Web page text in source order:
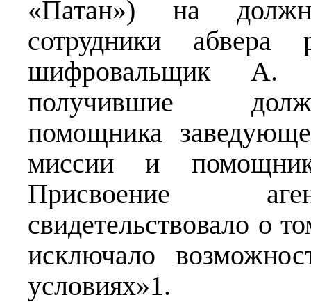
«Патан») на
сотрудники
шифровальщик А.
получившие
помощника
миссии и
Присвоение
свидетельствовало о
исключало
условиях»1.